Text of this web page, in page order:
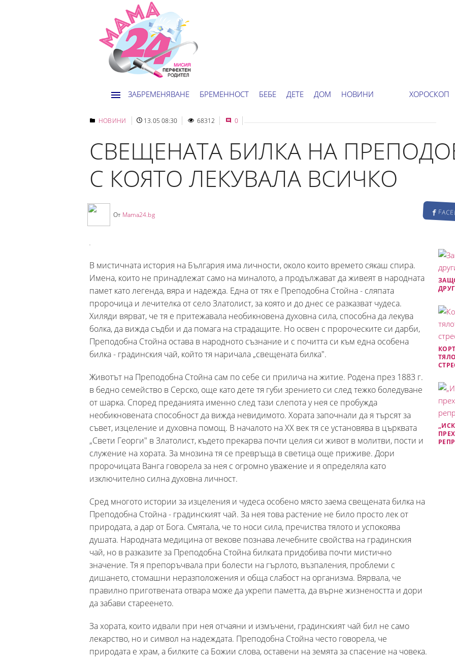
ЗАБРЕМЕНЯВАНЕ БРЕМЕННОСТ БЕБЕ ДЕТЕ ДОМ НОВИНИ ХОРОСКОП
НОВИНИ 13.05 08:30 68312 0
СВЕЩЕНАТА БИЛКА НА
С КОЯТО ЛЕКУВАЛА ВСИЧКО
От Mama24.bg
В мистичната история на България има личности, около които времето сякаш спира.
Имена, които не принадлежат само на миналото, а продължават да живеят в народната
памет като легенда, вяра и надежда. Една от тях е Преподобна Стойна - сляпата
пророчица и лечителка от село Златолист, за която и до днес се разказват чудеса.
Хиляди вярват, че тя е притежавала необикновена духовна сила, способна да лекува
болка, да вижда съдби и да помага на страдащите. Но освен с пророческите си дарби,
Преподобна Стойна остава в народното съзнание и с почитта си към една особена
билка - градинския чай, който тя наричала „свещената билка".
Животът на Преподобна Стойна сам по себе си прилича на житие. Родена през 1883 г.
в бедно семейство в Серско, още като дете тя губи зрението си след тежко боледуване
от шарка. Според преданията именно след тази слепота у нея се пробужда
необикновената способност да вижда невидимото. Хората започнали да я търсят за
съвет, изцеление и духовна помощ. В началото на ХХ век тя се установява в църквата
„Свети Георги" в Златолист, където прекарва почти целия си живот в молитви, пости и
служение на хората. За мнозина тя се превръща в светица още приживе. Дори
пророчицата Ванга говорела за нея с огромно уважение и я определяла като
изключително силна духовна личност.
Сред многото истории за изцеления и чудеса особено място заема свещената билка на
Преподобна Стойна - градинският чай. За нея това растение не било просто лек от
природата, а дар от Бога. Смятала, че то носи сила, пречиства тялото и успокоява
душата. Народната медицина от векове познава лечебните свойства на градинския
чай, но в разказите за Преподобна Стойна билката придобива почти мистично
значение. Тя я препоръчвала при болести на гърлото, възпаления, проблеми с
дишането, стомашни неразположения и обща слабост на организма. Вярвала, че
правилно приготвената отвара може да укрепи паметта, да върне жизнеността и дори
да забави стареенето.
За хората, които идвали при нея отчаяни и измъчени, градинският чай бил не само
лекарство, но и символ на надеждата. Преподобна Стойна често говорела, че
природата е храм, а билките са Божии слова, оставени на земята за спасение на човека.